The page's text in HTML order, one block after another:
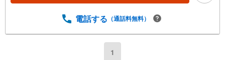
電話する （通話料無料）
1